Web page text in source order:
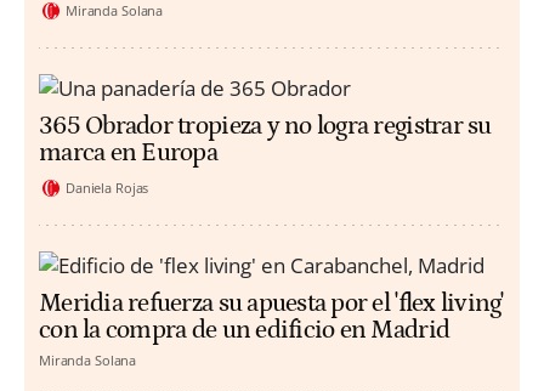
Miranda Solana
365 Obrador tropieza y no logra registrar su
marca en Europa
Daniela Rojas
Meridia refuerza su apuesta por el 'flex living'
con la compra de un edificio en Madrid
Miranda Solana